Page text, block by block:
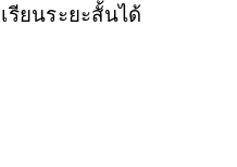
รียนระยะสั้นได้